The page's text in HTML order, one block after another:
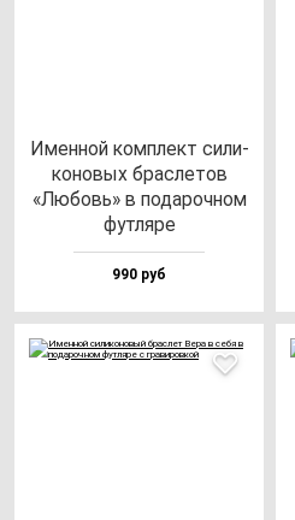
Имен­ной ком­плект си­ли­
ко­но­вых брас­ле­тов
«Любовь» в по­да­роч­ном
фут­ля­ре
990 руб